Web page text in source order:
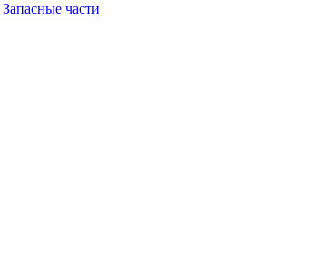
Запасные части